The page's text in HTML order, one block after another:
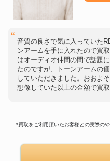
音質の良さで気に入っていた
ンアームを手に入れたので買
はオーディオ仲間の間で話題
たのですが、トーンアームの
していただきました。おおよ
想像していた以上の金額で買
*買取をご利用頂いたお客様との実際の